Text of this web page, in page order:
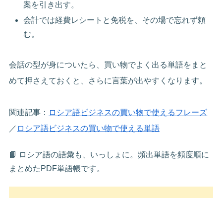
案を引き出す。
会計では経費レシートと免税を、その場で忘れず頼
む。
会話の型が身についたら、買い物でよく出る単語をまと
めて押さえておくと、さらに言葉が出やすくなります。
関連記事： ロシア語ビジネスの買い物で使えるフレーズ
／ ロシア語ビジネスの買い物で使える単語
📘 ロシア語の語彙も、いっしょに。頻出単語を頻度順に
まとめたPDF単語帳です。